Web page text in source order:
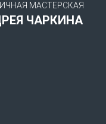
МАСТЕРСКАЯ
ЧАРКИНА